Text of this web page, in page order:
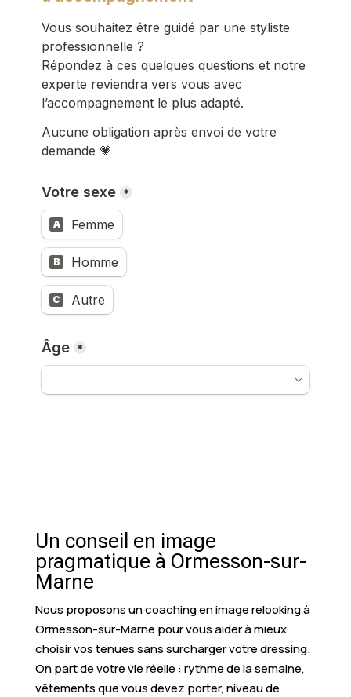
Un conseil en image
pragmatique à Ormesson-sur-
Marne
Nous proposons un coaching en image relooking à
Ormesson-sur-Marne pour vous aider à mieux
choisir vos tenues sans surcharger votre dressing.
On part de votre vie réelle : rythme de la semaine,
vêtements que vous devez porter, niveau de